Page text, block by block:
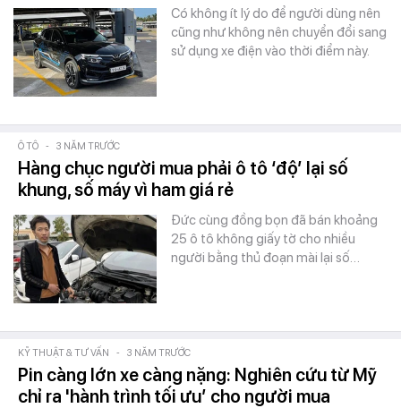
Có không ít lý do để người dùng nên
cũng như không nên chuyển đổi sang
sử dụng xe điện vào thời điểm này.
Ô TÔ - 3 NĂM TRƯỚC
Hàng chục người mua phải ô tô ‘độ’ lại số
khung, số máy vì ham giá rẻ
Đức cùng đồng bọn đã bán khoảng
25 ô tô không giấy tờ cho nhiều
người bằng thủ đoạn mài lại số…
KỸ THUẬT & TƯ VẤN - 3 NĂM TRƯỚC
Pin càng lớn xe càng nặng: Nghiên cứu từ Mỹ
chỉ ra 'hành trình tối ưu’ cho người mua